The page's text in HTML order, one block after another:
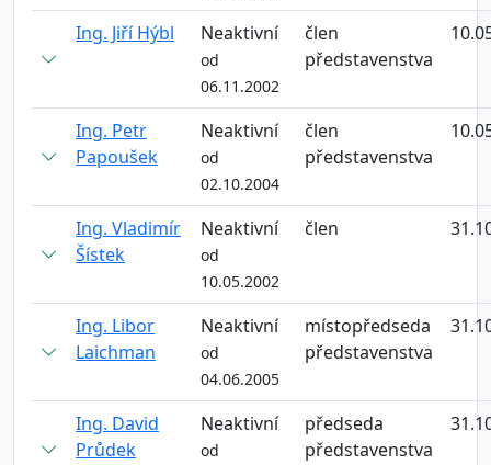
Ing. Jiří Hýbl Neaktivní
od
06.11.2002
člen
představenstva
Ing. Petr
Papoušek
Neaktivní
od
02.10.2004
člen
představenstva
Ing. Vladimír
Šístek
Neaktivní
od
10.05.2002
člen
Ing. Libor
Laichman
Neaktivní
od
04.06.2005
místopředseda
představenstva
Ing. David
Průdek
Neaktivní
od
předseda
představenstva